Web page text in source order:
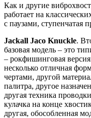
Как и другие
работает на
с паузами, ступенчатая
Jackall Jaco Knuckle.
базовая модель – это
– рокфишинговая
несколько отличная
чертами, другой
палитра, другое
другая техника
кулачка на конце
другая, обособленная